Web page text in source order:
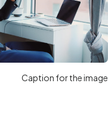
Caption for the image